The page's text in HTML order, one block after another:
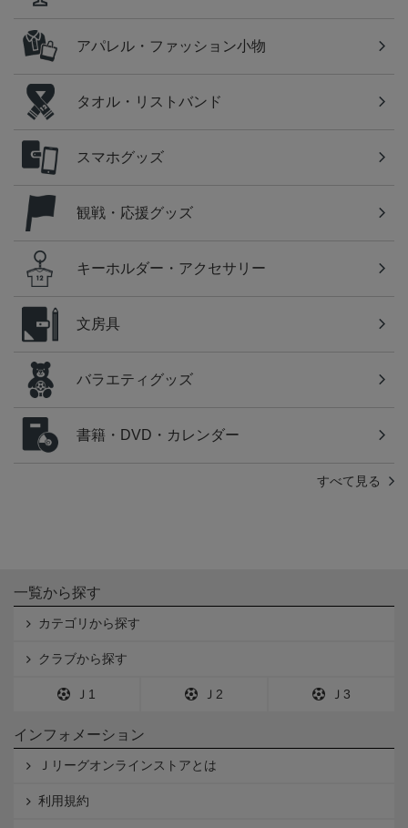
アパレル・ファッション小物
タオル・リストバンド
スマホグッズ
観戦・応援グッズ
キーホルダー・アクセサリー
文房具
バラエティグッズ
書籍・DVD・カレンダー
すべて見る
一覧から探す
カテゴリから探す
クラブから探す
Ｊ1 Ｊ2 Ｊ3
インフォメーション
Ｊリーグオンラインストアとは
利用規約